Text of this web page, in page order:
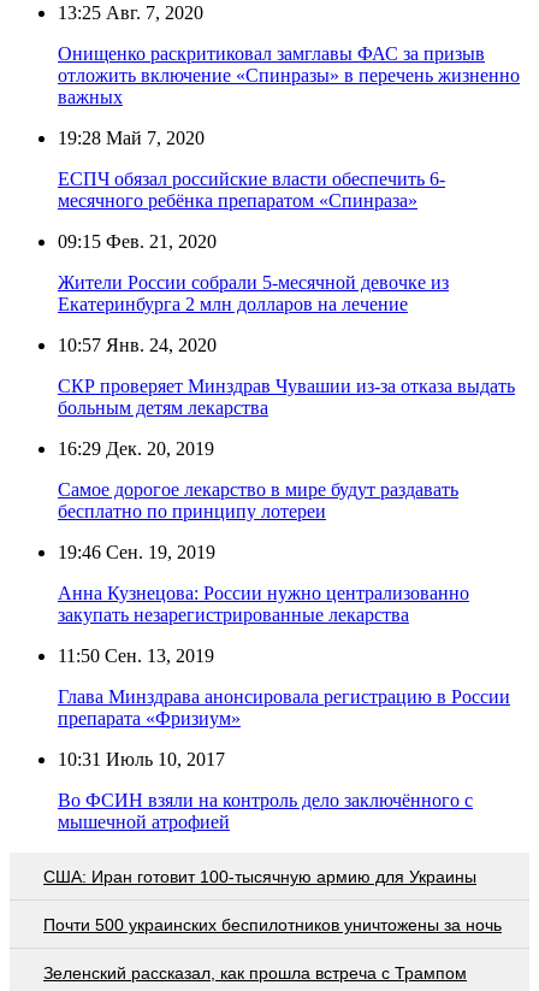
13:25 Авг. 7, 2020
Онищенко раскритиковал замглавы ФАС за призыв
отложить включение «Спинразы» в перечень жизненно
важных
19:28 Май 7, 2020
ЕСПЧ обязал российские власти обеспечить 6-
месячного ребёнка препаратом «Спинраза»
09:15 Фев. 21, 2020
Жители России собрали 5-месячной девочке из
Екатеринбурга 2 млн долларов на лечение
10:57 Янв. 24, 2020
СКР проверяет Минздрав Чувашии из-за отказа выдать
больным детям лекарства
16:29 Дек. 20, 2019
Самое дорогое лекарство в мире будут раздавать
бесплатно по принципу лотереи
19:46 Сен. 19, 2019
Анна Кузнецова: России нужно централизованно
закупать незарегистрированные лекарства
11:50 Сен. 13, 2019
Глава Минздрава анонсировала регистрацию в России
препарата «Фризиум»
10:31 Июль 10, 2017
Во ФСИН взяли на контроль дело заключённого с
мышечной атрофией
США: Иран готовит 100-тысячную армию для Украины
Почти 500 украинских беспилотников уничтожены за ночь
Зеленский рассказал, как прошла встреча с Трампом